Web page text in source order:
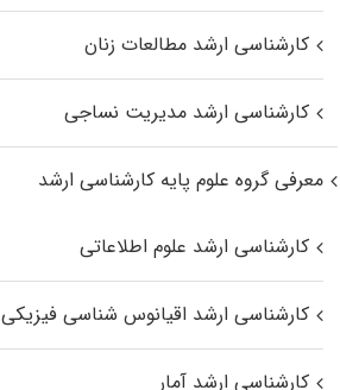
کارشناسی ارشد مطالعات زنان
کارشناسی ارشد مدیریت نساجی
معرفی گروه علوم پایه کارشناسی ارشد
کارشناسی ارشد علوم اطلاعاتی
کارشناسی ارشد اقیانوس‌ شناسی فیزیکی
کارشناسی ارشد آمار